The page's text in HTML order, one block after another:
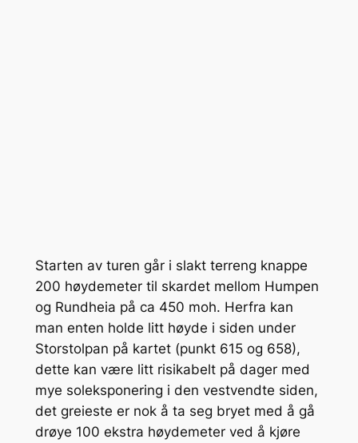
Starten av turen går i slakt terreng knappe
200 høydemeter til skardet mellom Humpen
og Rundheia på ca 450 moh. Herfra kan
man enten holde litt høyde i siden under
Storstolpan på kartet (punkt 615 og 658),
dette kan være litt risikabelt på dager med
mye soleksponering i den vestvendte siden,
det greieste er nok å ta seg bryet med å gå
drøye 100 ekstra høydemeter ved å kjøre